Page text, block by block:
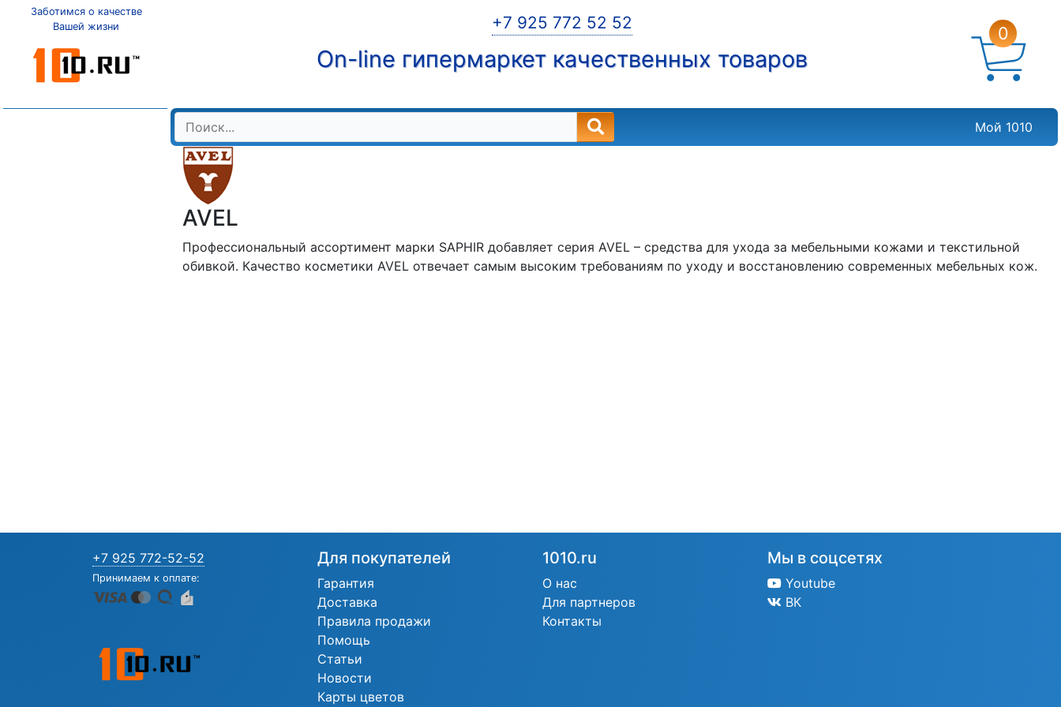
Заботимся о качестве
Вашей жизни
+7 925 772 52 52
On-line гипермаркет качественных товаров
0
Мой 1010
AVEL
Профессиональный ассортимент марки SAPHIR добавляет серия AVEL – средства для ухода за мебельными кожами и текстильной
обивкой. Качество косметики AVEL отвечает самым высоким требованиям по уходу и восстановлению современных мебельных кож.
+7 925 772-52-52
Принимаем к оплате:
Для покупателей
Гарантия
Доставка
Правила продажи
Помощь
Статьи
Новости
Карты цветов
1010.ru
О нас
Для партнеров
Контакты
Мы в соцсетях
Youtube
ВК